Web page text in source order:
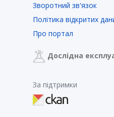
Зворотний зв'язок
Політика відкритих
Про портал
Дослідна
За підтримки